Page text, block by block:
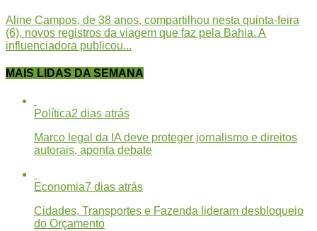
Aline Campos, de 38 anos, compartilhou nesta quinta-feira
(6), novos registros da viagem que faz pela Bahia. A
influenciadora publicou...
MAIS LIDAS DA SEMANA
Política2 dias atrás
Marco legal da IA deve proteger jornalismo e direitos
autorais, aponta debate
Economia7 dias atrás
Cidades, Transportes e Fazenda lideram desbloqueio
do Orçamento